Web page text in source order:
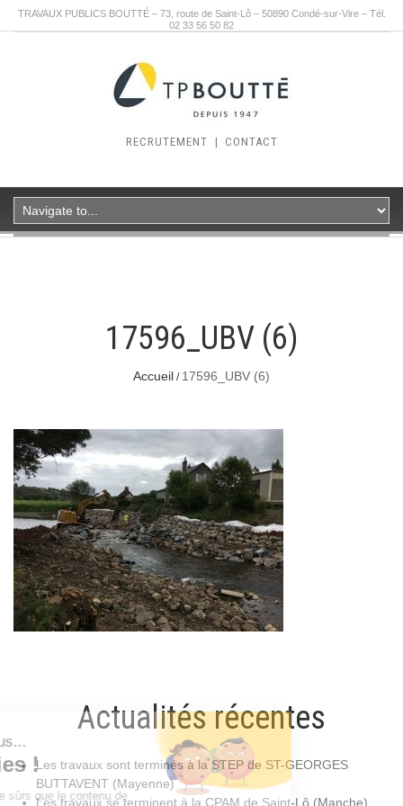
TRAVAUX PUBLICS BOUTTÉ – 73, route de Saint-Lô – 50890 Condé-sur-Vire – Tél.
02 33 56 50 82
RECRUTEMENT | CONTACT
17596_UBV (6)
Accueil 17596_UBV (6)
Actualités récentes
Les travaux sont terminés à la STEP de ST-GEORGES
BUTTAVENT (Mayenne)
Les travaux se terminent à la CPAM de Saint-Lô (Manche)